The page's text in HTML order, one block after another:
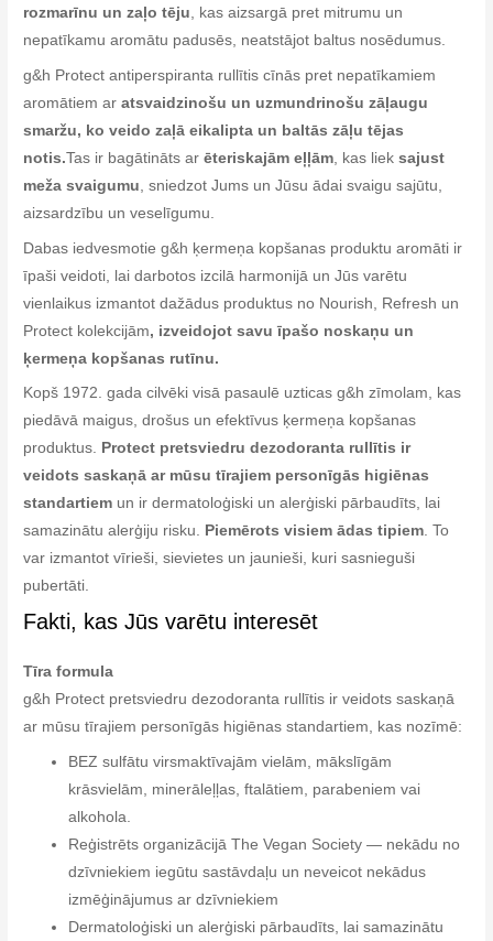
rozmarīnu un zaļo tēju , kas aizsargā pret mitrumu un
nepatīkamu aromātu padusēs, neatstājot baltus nosēdumus.
g&h Protect antiperspiranta rullītis cīnās pret nepatīkamiem
aromātiem aratsvaidzinošu un uzmundrinošu zāļaugu
smaržu, ko veido zaļā eikalipta un baltās zāļu tējas
notis.Tas ir bagātināts arēteriskajām eļļām , kas liek sajust
meža svaigumu , sniedzot Jums un Jūsu ādai svaigu sajūtu,
aizsardzību un veselīgumu.
Dabas iedvesmotie g&h ķermeņa kopšanas produktu aromāti ir
īpaši veidoti, lai darbotos izcilā harmonijā un Jūs varētu
vienlaikus izmantot dažādus produktus no Nourish, Refresh un
Protect kolekcijām, izveidojot savu īpašo noskaņu un
ķermeņa kopšanas rutīnu.
Kopš 1972. gada cilvēki visā pasaulē uzticas g&h zīmolam, kas
piedāvā maigus, drošus un efektīvus ķermeņa kopšanas
produktus. Protect pretsviedru dezodoranta rullītis ir
veidots saskaņā ar mūsu tīrajiem personīgās higiēnas
standartiem un ir dermatoloģiski un alerģiski pārbaudīts, lai
samazinātu alerģiju risku. Piemērots visiem ādas tipiem. To
var izmantot vīrieši, sievietes un jaunieši, kuri sasnieguši
pubertāti.
Fakti, kas Jūs varētu interesēt
Tīra formula
g&h Protect pretsviedru dezodoranta rullītis ir veidots saskaņā
ar mūsu tīrajiem personīgās higiēnas standartiem, kas nozīmē:
BEZ sulfātu virsmaktīvajām vielām, mākslīgām
krāsvielām, minerāleļļas, ftalātiem, parabeniem vai
alkohola.
Reģistrēts organizācijā The Vegan Society — nekādu no
dzīvniekiem iegūtu sastāvdaļu un neveicot nekādus
izmēģinājumus ar dzīvniekiem
Dermatoloģiski un alerģiski pārbaudīts, lai samazinātu